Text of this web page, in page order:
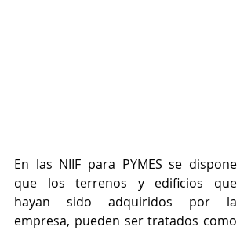
En las NIIF para PYMES se dispone
que los terrenos y edificios que
hayan sido adquiridos por la
empresa, pueden ser tratados como